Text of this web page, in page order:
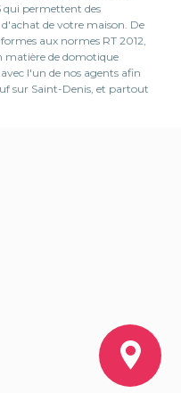
qui permettent des
de votre maison. De
aux normes RT 2012,
matière de domotique
l'un de nos agents afin
sur Saint-Denis, et partout